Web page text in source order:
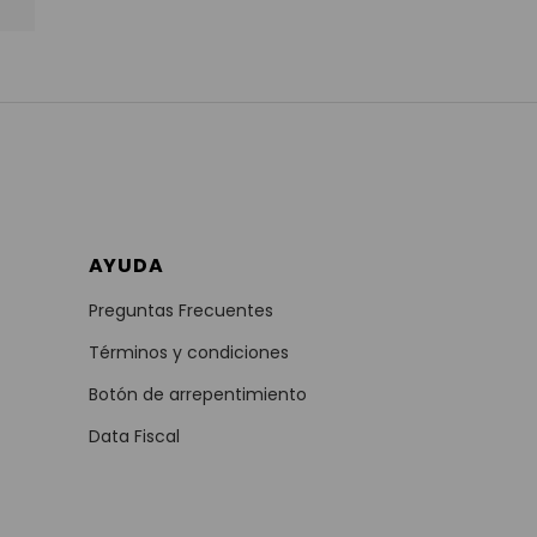
AYUDA
Preguntas Frecuentes
Términos y condiciones
Botón de arrepentimiento
Data Fiscal